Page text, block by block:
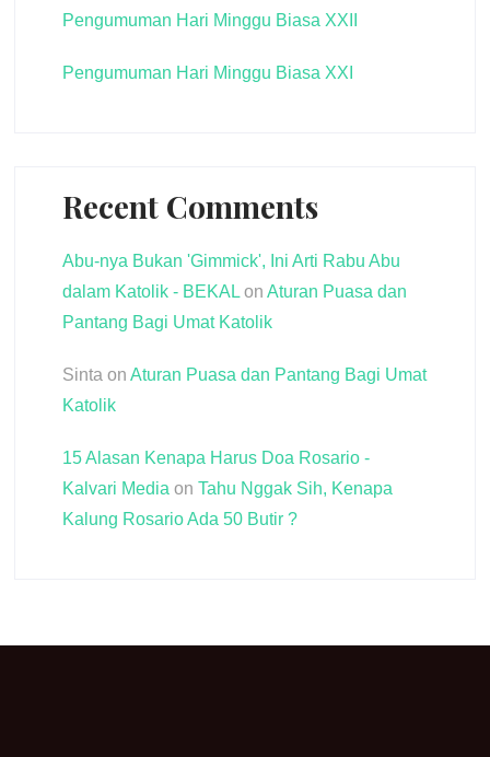
Pengumuman Hari Minggu Biasa XXII
Pengumuman Hari Minggu Biasa XXI
Recent Comments
Abu-nya Bukan 'Gimmick', Ini Arti Rabu Abu
dalam Katolik - BEKALon Aturan Puasa dan
Pantang Bagi Umat Katolik
Sinta on Aturan Puasa dan Pantang Bagi Umat
Katolik
15 Alasan Kenapa Harus Doa Rosario -
Kalvari Media on Tahu Nggak Sih, Kenapa
Kalung Rosario Ada 50 Butir ?